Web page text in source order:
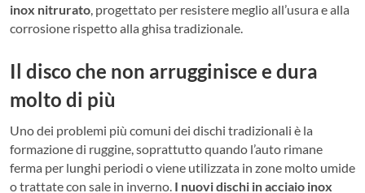
inox nitrurato , progettato per resistere meglio all’usura e alla
corrosione rispetto alla ghisa tradizionale.
Il disco che non arrugginisce e dura
molto di più
Uno dei problemi più comuni dei dischi tradizionali è la
formazione di ruggine, soprattutto quando l’auto rimane
ferma per lunghi periodi o viene utilizzata in zone molto umide
o trattate con sale in inverno. I nuovi dischi in acciaio inox